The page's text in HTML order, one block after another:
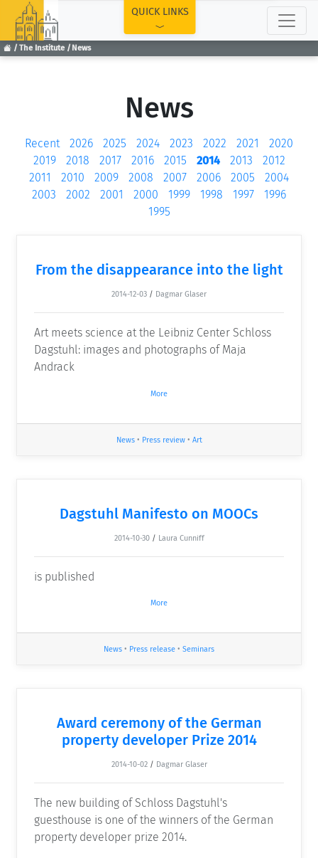
The Institute News
QUICK LINKS
News
Recent 2026 2025 2024 2023 2022 2021
2020
2019
2018 2017 2016 2015 2014 2013
2012
2011
2010 2009 2008 2007 2006 2005
2004
2003
2002 2001 2000 1999 1998 1997
1996
1995
From the disappearance into the light
2014-12-03 / Dagmar Glaser
Art meets science at the Leibniz Center Schloss
Dagstuhl: images and photographs of Maja
Andrack
More
News• Press review• Art
Dagstuhl Manifesto on MOOCs
2014-10-30 / Laura Cunniff
is published
More
News • Press release • Seminars
Award ceremony of the German
property developer Prize 2014
2014-10-02 / Dagmar Glaser
The new building of Schloss Dagstuhl's
guesthouse is one of the winners of the German
property developer prize 2014.